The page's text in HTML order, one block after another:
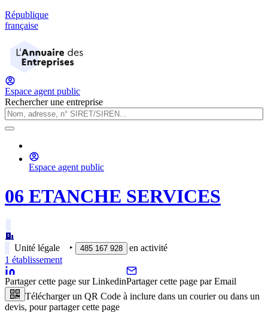
République
française
Espace agent public
Rechercher une entreprise
Espace agent public
06 ETANCHE SERVICES
Unité légale ‣ 485 167 928
en activité
1 établissement
Partager cette page sur LinkedinPartager cette page par Email
Télécharger un QR Code à inclure dans un courier ou dans un
devis, pour partager cette page